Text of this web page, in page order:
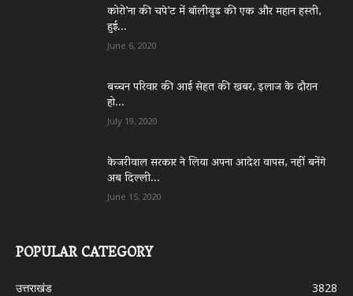
कोरो’ना की चपे’ट में बॉलीवुड की एक और महान हस्ती,
हुई...
June 6, 2020
बच्चन परिवार की आई सेहत की खबर, इलाज के दौरान
हो...
July 19, 2020
केजरीवाल सरकार ने लिया अपना आदेश वापस, नहीं बनेंगे
अब दिल्ली...
June 15, 2020
POPULAR CATEGORY
उत्तराखंड
3828